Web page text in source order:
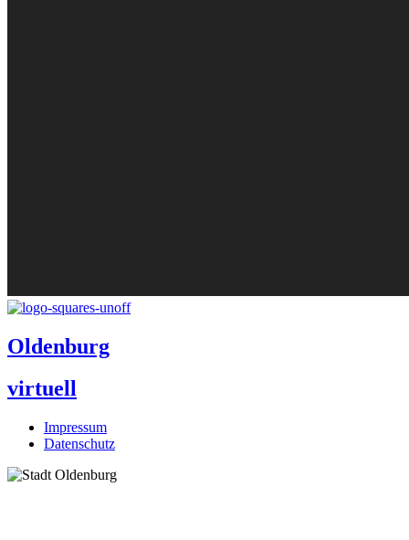
Oldenburg
virtuell
Impressum
Datenschutz